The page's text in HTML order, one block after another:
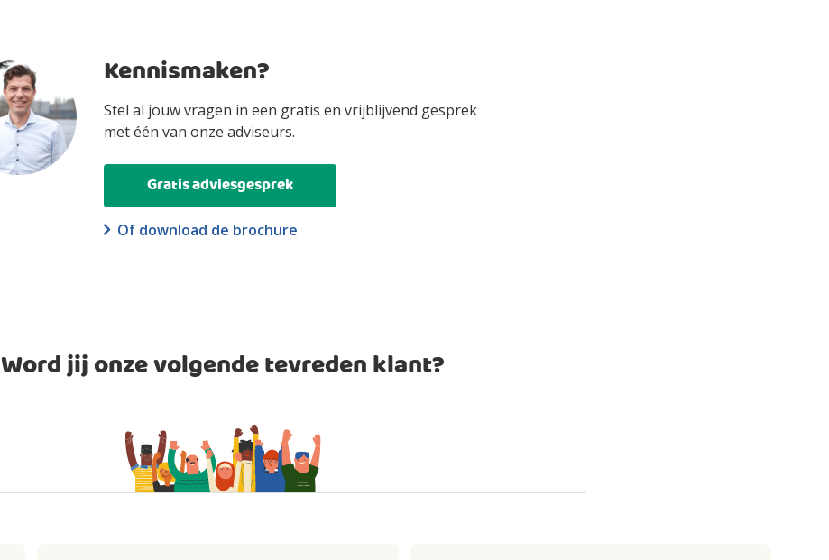
Kennismaken?
Stel al jouw vragen in een gratis en vrijblijvend gesprek
met één van onze adviseurs.
Gratis adviesgesprek
Of download de brochure
Word jij onze volgende tevreden klant?